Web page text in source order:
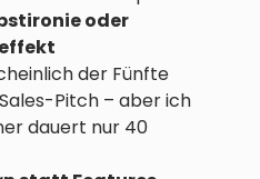
oder
der Fünfte
Pitch – aber ich
dauert nur 40